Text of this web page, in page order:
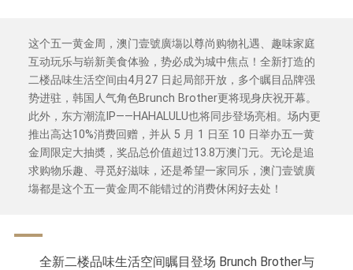
这个五一黄金周，澳门壹號廣塲以尊尚购物礼遇、趣味家庭
互动玩乐与崭新美食体验，势必成为城中焦点！全新打造的
二楼品味生活空间由4月27 日起局部开放，多个瞩目品牌强
势进驻，韩国人气角色Brunch Brother更将现身庆祝开幕。
此外，东方潮流IP——HAHALULU也将同步登场亮相。场内更
推出高达10%消费回赠，并从 5 月 1 日至 10 日举办五一黄
金周限定大抽奬，奖品总价值超过13.8万澳门元。无论是追
求购物乐趣、寻觅好滋味，还是希望一家同乐，澳门壹號廣
塲都是这个五一黄金周不能错过的消费休闲好去处！
全新二楼品味生活空间瞩目登场 Brunch Brother与